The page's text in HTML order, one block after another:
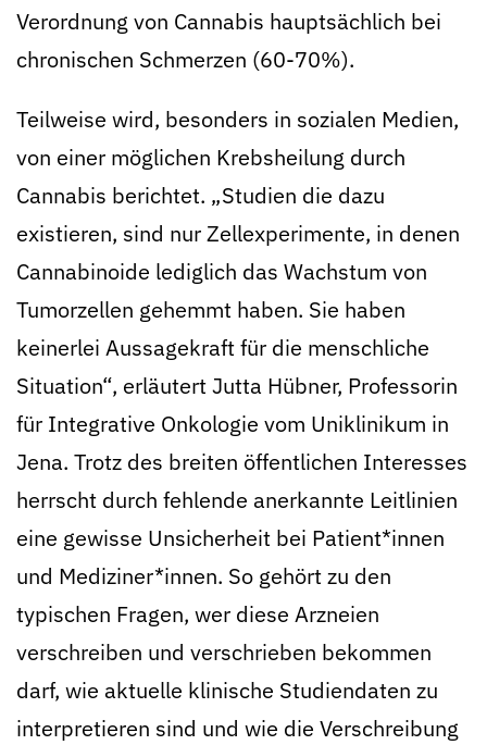
Verordnung von Cannabis hauptsächlich bei
chronischen Schmerzen (60-70%).
Teilweise wird, besonders in sozialen Medien,
von einer möglichen Krebsheilung durch
Cannabis berichtet. „Studien die dazu
existieren, sind nur Zellexperimente, in denen
Cannabinoide lediglich das Wachstum von
Tumorzellen gehemmt haben. Sie haben
keinerlei Aussagekraft für die menschliche
Situation“, erläutert Jutta Hübner, Professorin
für Integrative Onkologie vom Uniklinikum in
Jena. Trotz des breiten öffentlichen Interesses
herrscht durch fehlende anerkannte Leitlinien
eine gewisse Unsicherheit bei Patient*innen
und Mediziner*innen. So gehört zu den
typischen Fragen, wer diese Arzneien
verschreiben und verschrieben bekommen
darf, wie aktuelle klinische Studiendaten zu
interpretieren sind und wie die Verschreibung